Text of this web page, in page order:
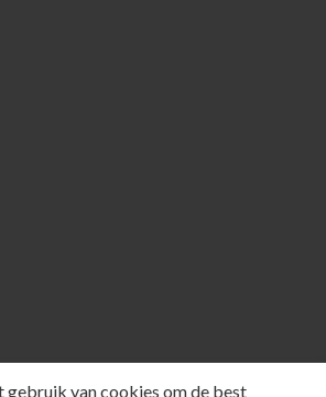
gebruik van cookies om de best